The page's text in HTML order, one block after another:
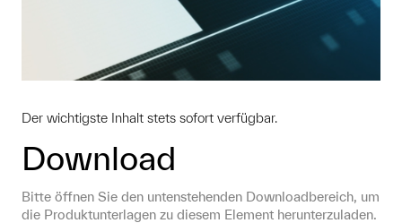
Der wichtigste Inhalt stets sofort verfügbar.
Download
Bitte öffnen Sie den untenstehenden Downloadbereich, um
die Produktunterlagen zu diesem Element herunterzuladen.